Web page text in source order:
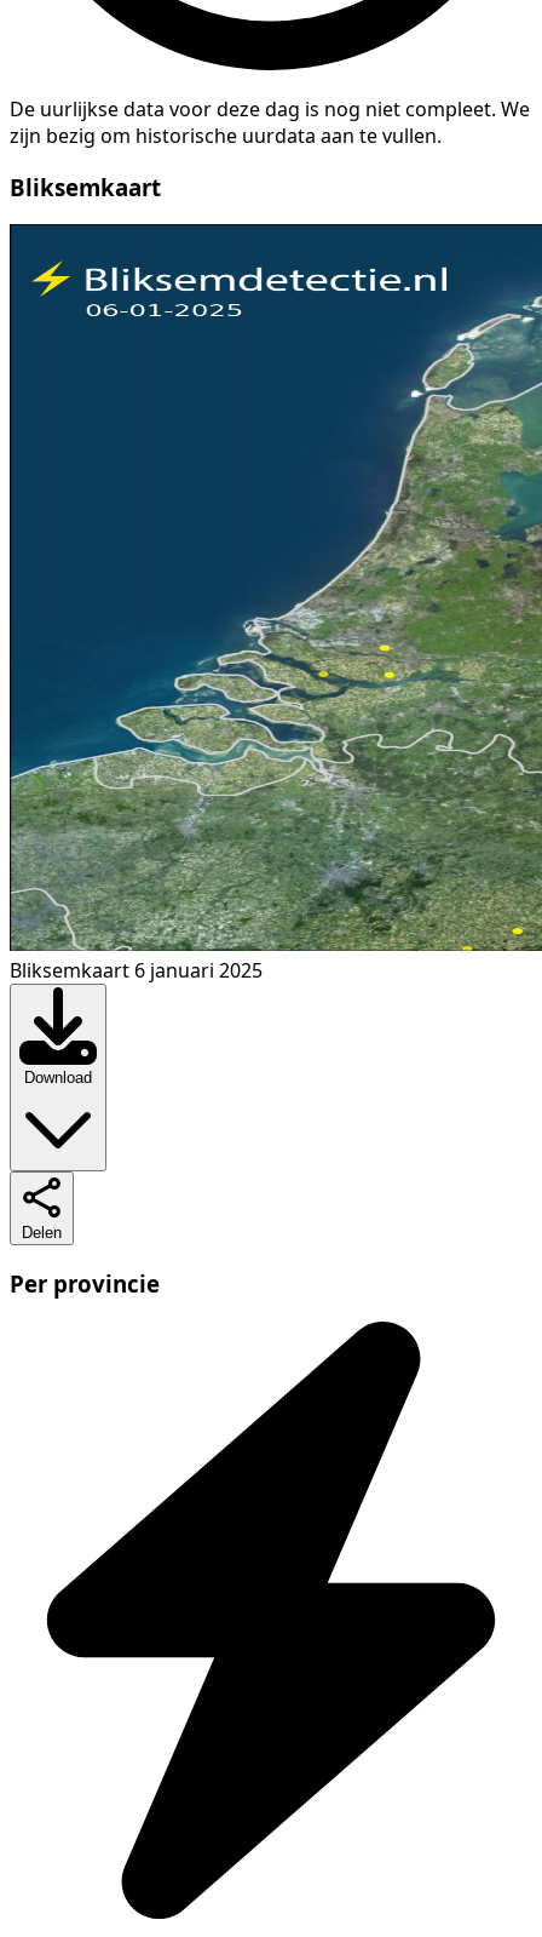
De uurlijkse data voor deze dag is nog niet compleet. We
zijn bezig om historische uurdata aan te vullen.
Bliksemkaart
Bliksemkaart 6 januari 2025
Download
Delen
Per provincie